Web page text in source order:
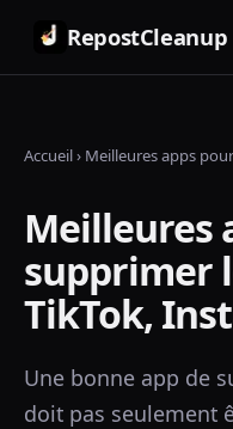
RepostCleanup
Accueil› Meilleures apps
Meilleures
supprimer
TikTok,
Une bonne app de
doit pas seulement